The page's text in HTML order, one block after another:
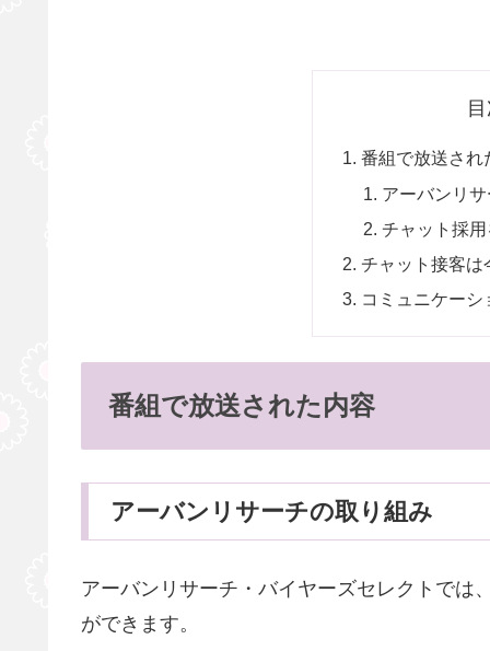
番組で放送され
アーバンリ
チャット採
チャット接客は
コミュニケー
番組で放送された内容
アーバンリサーチの取り組み
アーバンリサーチ・バイヤーズセレクトでは
ができます。